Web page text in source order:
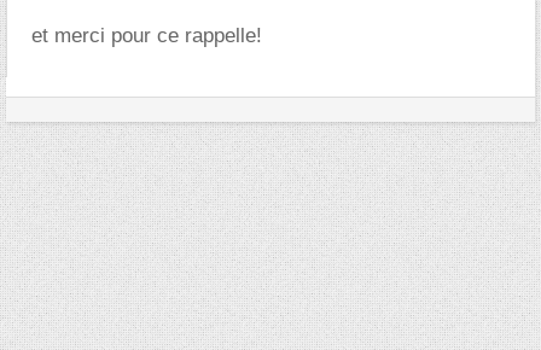
et merci pour ce rappelle!